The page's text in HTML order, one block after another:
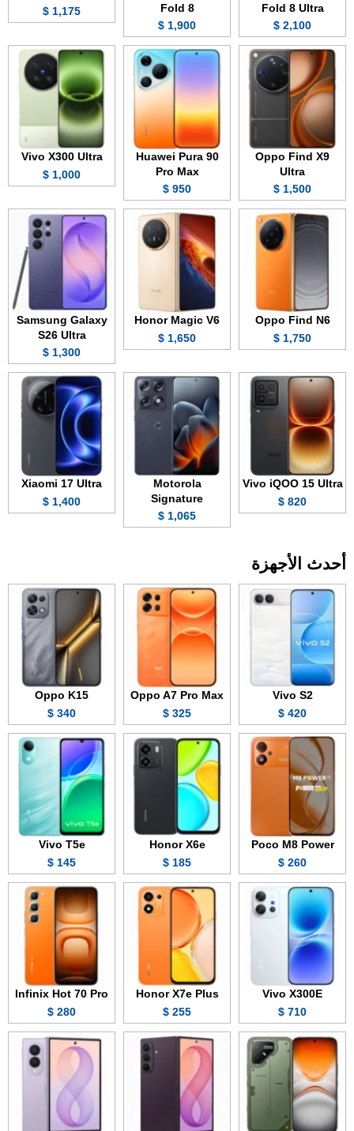
Fold 8 Ultra
2,100 $
Fold 8
1,900 $
1,175 $
Oppo Find X9
Ultra
1,500 $
Huawei Pura 90
Pro Max
950 $
Vivo X300 Ultra
1,000 $
Oppo Find N6
1,750 $
Honor Magic V6
1,650 $
Samsung Galaxy
S26 Ultra
1,300 $
Vivo iQOO 15 Ultra
820 $
Motorola
Signature
1,065 $
Xiaomi 17 Ultra
1,400 $
أحدث الأجهزة
Vivo S2
420 $
Oppo A7 Pro Max
325 $
Oppo K15
340 $
Poco M8 Power
260 $
Honor X6e
185 $
Vivo T5e
145 $
Vivo X300E
710 $
Honor X7e Plus
255 $
Infinix Hot 70 Pro
280 $